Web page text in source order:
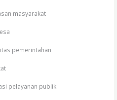
masyarakat
pemerintahan
pelayanan publik